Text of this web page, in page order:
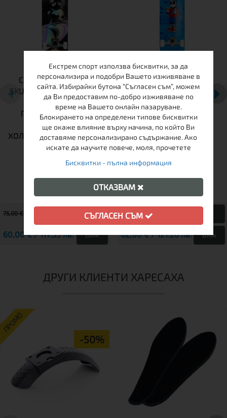
СКЕЙТБОРД ENUFF
SKULLY HOLOGRAM MINI
7.25&QUOT; –
ПРОФЕСИОНАЛЕН
КОМПЛЕКТ С
ХОЛОГРАФЕН ДИЗАЙН И
ABEC 9
75,00 € / 146.69 лв.
60,00 € / 117.35 лв. Виж
СКЕЙТБОРД ENUFF
SKULLY MINI COMPLETE
62,00 € / 121.26 лв. Виж
ДРУГИ КЛИЕНТИ ХАРЕСАХА
ПРОМО
-50%
Екстрем спорт използва бисквитки, за да
персонализира и подобри Вашето изживяване в
сайта. Избирайки бутона “Съгласен съм”, можем
да Ви предоставим по-добро изживяване по
време на Вашето онлайн пазаруване.
Блокирането на определени типове бисквитки
ще окаже влияние върху начина, по който Ви
доставяме персонализирано съдържание. Ако
искате да научите повече, моля, прочетете
Бисквитки - пълна информация
ОТКАЗВАМ
СЪГЛАСЕН СЪМ